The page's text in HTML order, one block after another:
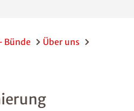
Bünde
Über uns